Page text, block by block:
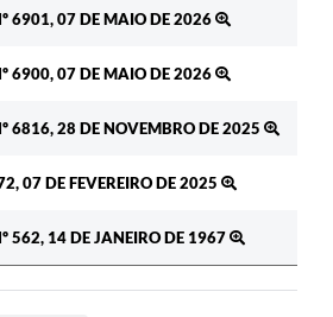
6901, 07 DE MAIO DE 2026
6900, 07 DE MAIO DE 2026
6816, 28 DE NOVEMBRO DE 2025
07 DE FEVEREIRO DE 2025
562, 14 DE JANEIRO DE 1967